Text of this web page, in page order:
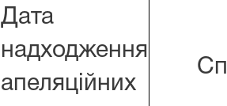
Дата
надходження
апеляційних